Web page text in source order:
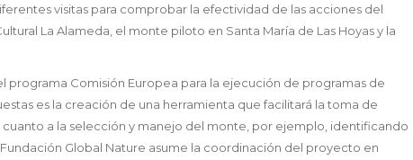
visitas para comprobar la efectividad de las acciones del
La Alameda, el monte piloto en Santa María de Las Hoyas y la
programa Comisión Europea para la ejecución de programas de
es la creación de una herramienta que facilitará la toma de
a la selección y manejo del monte, por ejemplo, identificando
Global Nature asume la coordinación del proyecto en